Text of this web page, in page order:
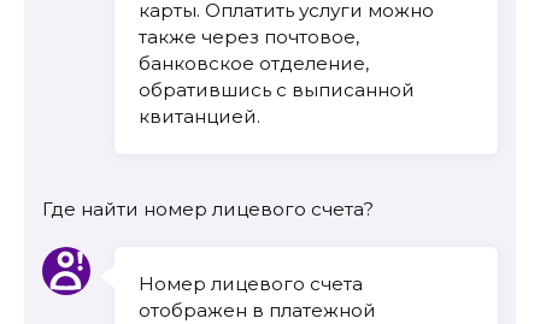
карты. Оплатить услуги можно
также через почтовое,
банковское отделение,
обратившись с выписанной
квитанцией.
Где найти номер лицевого счета?
Номер лицевого счета
отображен в платежной